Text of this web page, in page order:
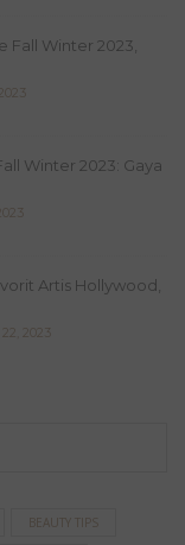
Fall Winter 2023,
Winter 2023: Gaya
Artis Hollywood,
2023
BEAUTY TIPS